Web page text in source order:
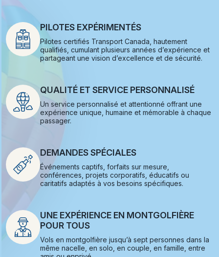
PILOTES EXPÉRIMENTÉS
Pilotes certifiés Transport Canada, hautement
qualifiés, cumulant plusieurs années d’expérience et
partageant une vision d’excellence et de sécurité.
QUALITÉ ET SERVICE PERSONNALISÉ
Un service personnalisé et attentionné offrant une
expérience unique, humaine et mémorable à chaque
passager.
DEMANDES SPÉCIALES
Événements captifs, forfaits sur mesure,
conférences, projets corporatifs, éducatifs ou
caritatifs adaptés à vos besoins spécifiques.
UNE EXPÉRIENCE EN MONTGOLFIÈRE
POUR TOUS
Vols en montgolfière jusqu’à sept personnes dans la
même nacelle, en solo, en couple, en famille, entre